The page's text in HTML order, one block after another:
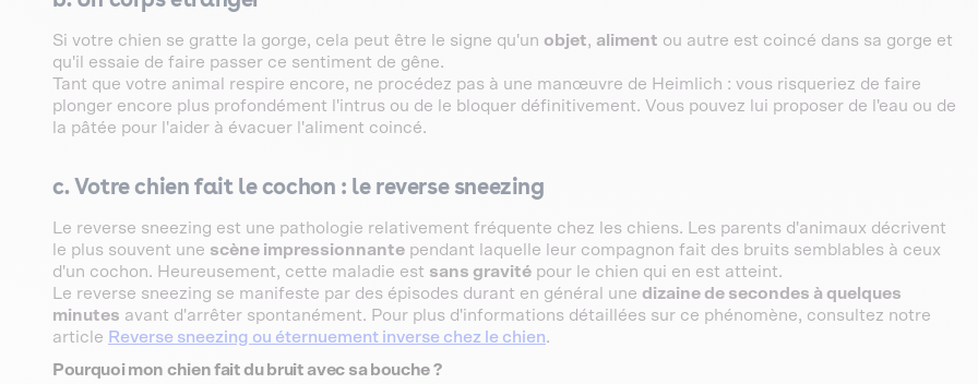
Si votre chien se gratte la gorge, cela peut être le signe qu'un objet, aliment ou autre est coincé dans sa gorge et
qu'il essaie de faire passer ce sentiment de gêne.
Tant que votre animal respire encore, ne procédez pas à une manœuvre de Heimlich : vous risqueriez de faire
plonger encore plus profondément l'intrus ou de le bloquer définitivement. Vous pouvez lui proposer de l'eau ou de
la pâtée pour l'aider à évacuer l'aliment coincé.
c. Votre chien fait le cochon : le reverse sneezing
Le reverse sneezing est une pathologie relativement fréquente chez les chiens. Les parents d'animaux décrivent
le plus souvent une scène impressionnante pendant laquelle leur compagnon fait des bruits semblables à ceux
d'un cochon. Heureusement, cette maladie est sans gravité pour le chien qui en est atteint.
Le reverse sneezing se manifeste par des épisodes durant en général une dizaine de secondes à quelques
minutes avant d'arrêter spontanément. Pour plus d'informations détaillées sur ce phénomène, consultez notre
article Reverse sneezing ou éternuement inverse chez le chien.
Pourquoi mon chien fait du bruit avec sa bouche ?